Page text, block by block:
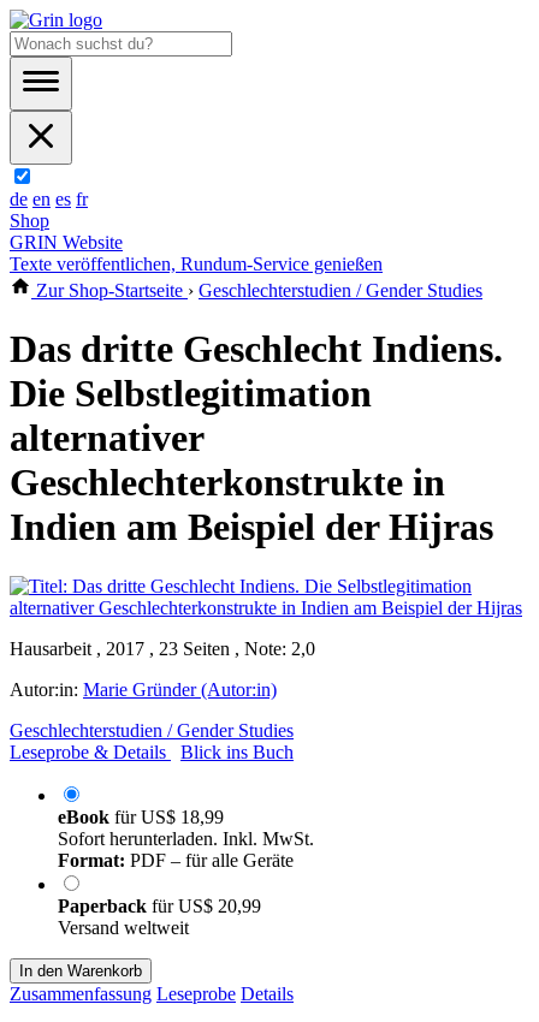
de en es fr
Shop
GRIN Website
Texte veröffentlichen, Rundum-Service genießen
Zur Shop-Startseite › Geschlechterstudien / Gender Studies
Das dritte Geschlecht Indiens.
Die Selbstlegitimation
alternativer
Geschlechterkonstrukte in
Indien am Beispiel der Hijras
Hausarbeit , 2017 , 23 Seiten , Note: 2,0
Autor:in: Marie Gründer (Autor:in)
Geschlechterstudien / Gender Studies
Leseprobe & Details
Blick ins Buch
eBook fürUS$ 18,99
Sofort herunterladen. Inkl. MwSt.
Format: PDF – für alle Geräte
Paperback fürUS$ 20,99
Versand weltweit
In den Warenkorb
Zusammenfassung Leseprobe Details